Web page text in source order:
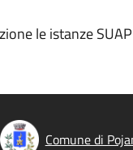
le istanze
Comune di